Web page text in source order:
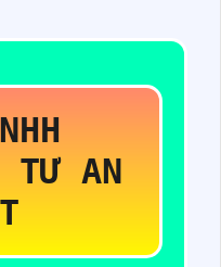
TƯ AN